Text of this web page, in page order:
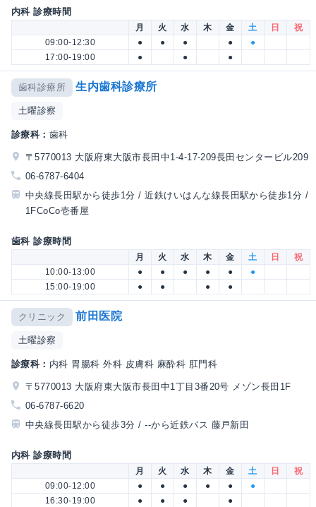
内科 診療時間
月 火 水 木 金 土 日
祝
09:00-12:30
● ● ● ●
●
17:00-19:00
● ● ●
歯科診療所 生内歯科診療所
土曜診察
診療科： 歯科
〒5770013 大阪府東大阪市長田中1-4-17-209長田センタービル209
06-6787-6404
中央線長田駅から徒歩1分 / 近鉄けいはんな線長田駅から徒歩1分 /
1FCoCo壱番屋
歯科 診療時間
月 火 水 木 金 土 日
祝
10:00-13:00
● ● ● ● ●
●
15:00-19:00
● ● ● ●
クリニック 前田医院
土曜診察
診療科： 内科 胃腸科 外科 皮膚科 麻酔科 肛門科
〒5770013 大阪府東大阪市長田中1丁目3番20号 メゾン長田1F
06-6787-6620
中央線長田駅から徒歩3分 / --から近鉄バス 藤戸新田
内科 診療時間
月 火 水 木 金 土 日
祝
09:00-12:00
● ● ● ● ●
●
16:30-19:00
● ● ● ●